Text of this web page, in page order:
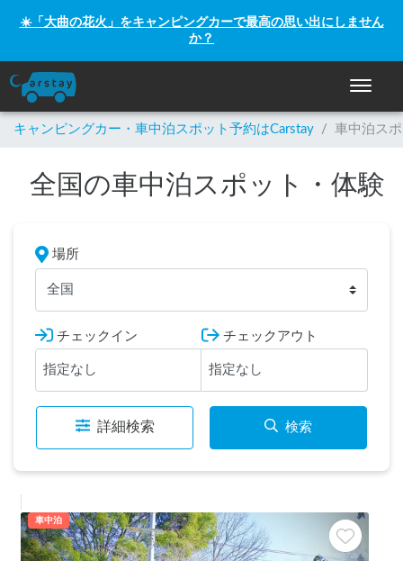
☀️「大曲の花火」をキャンピングカーで最高の思い出にしません
か？
ナビゲ
キャンピングカー・車中泊スポット予約はCarstay / 車中泊ス
全国の車中泊スポット・体験
場所
全国
チェックイン チェックアウト
詳細検索 検索
車中泊